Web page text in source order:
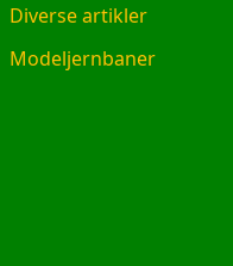
Diverse artikler
Modeljernbaner